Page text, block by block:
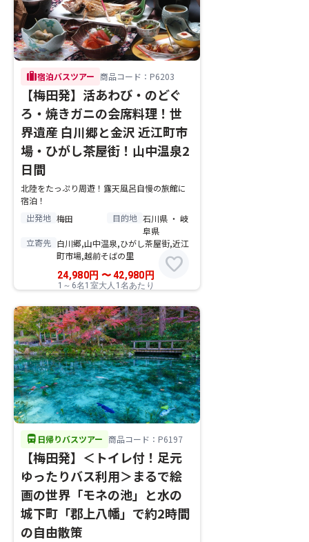
trip宿泊バスツアー 商品コード：P6203
【梅田発】活あわび・のどぐ
ろ・焼きガニの会席料理！世
界遺産 白川郷と金沢 近江町市
場・ひがし茶屋街！山中温泉2
日間
北陸をたっぷり周遊！露天風呂自慢の旅館に
宿泊！
出発地 梅田 目的地 石川県 ・ 岐
阜県
立寄先 白川郷,山中温泉,ひがし茶屋街,近江
町市場,越前そばの里
24,980円 〜42,980 円
1～6名1室大人1名あたり
favorite
directions_bus 日帰りバスツアー 商品コード：P6197
【梅田発】＜トイレ付！足元
ゆったりバス利用＞まるで絵
画の世界「モネの池」と水の
城下町「郡上八幡」で約2時間
の自由散策